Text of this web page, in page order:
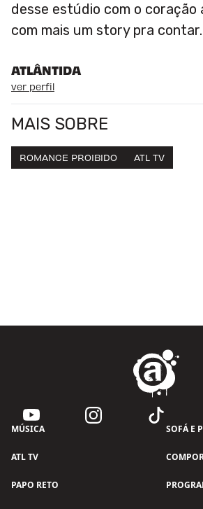
desse estúdio com o coração
com mais um story pra contar.
ATLÂNTIDA
ver perfil
MAIS SOBRE
ROMANCE PROIBIDO ATL TV
MÚSICA SOFÁ E
ATL TV
PAPO RETO